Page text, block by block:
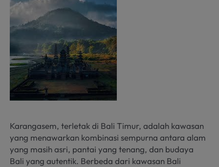
Karangasem, terletak di Bali Timur, adalah kawasan
yang menawarkan kombinasi sempurna antara alam
yang masih asri, pantai yang tenang, dan budaya
Bali yang autentik. Berbeda dari kawasan Bali